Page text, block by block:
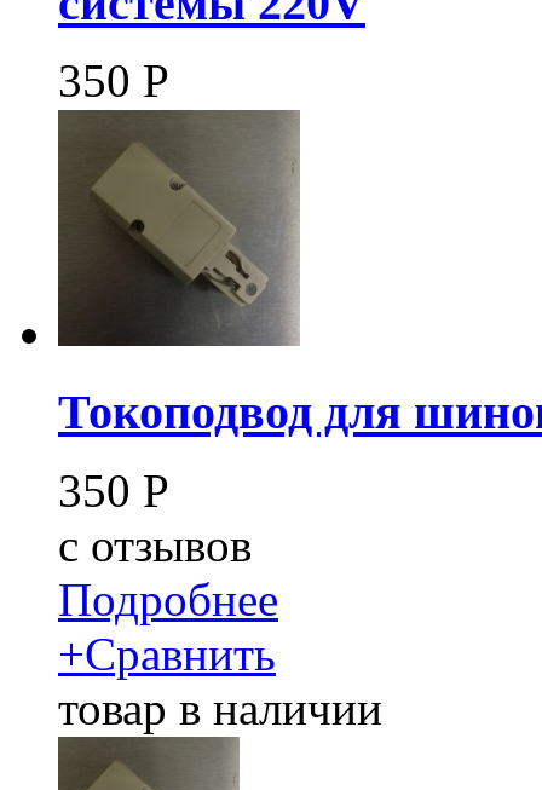
350 Р
Токоподвод для
350 Р
c отзывов
Подробнее
+Сравнить
товар в наличии